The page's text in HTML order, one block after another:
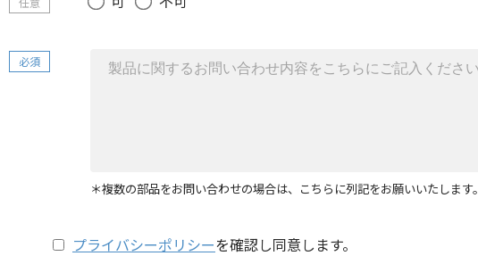
必須
＊複数の部品をお問い合わせの場合は、こちらに列記をお願いいたします。
プライバシーポリシーを確認し同意します。